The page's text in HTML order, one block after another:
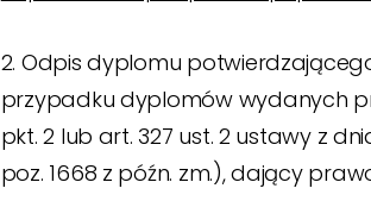
2. Odpis dyplomu
przypadku dyplomów wydanych
pkt. 2 lub art. 327 ust. 2 ustawy z
poz. 1668 z późn. zm.), dający